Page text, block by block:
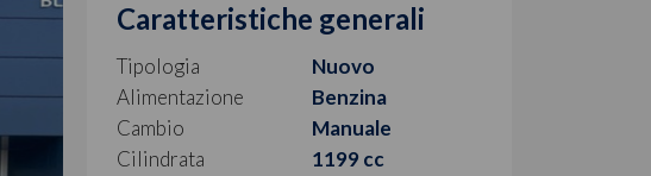
Caratteristiche generali
Tipologia
Nuovo
Alimentazione
Benzina
Cambio
Manuale
Cilindrata
1199 cc